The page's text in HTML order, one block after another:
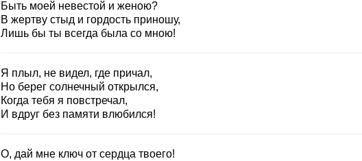
Быть моей невестой и женою?
В жертву стыд и гордость приношу,
Лишь бы ты всегда была со мною!
Я плыл, не видел, где причал,
Но берег солнечный открылся,
Когда тебя я повстречал,
И вдруг без памяти влюбился!
О, дай мне ключ от сердца твоего!